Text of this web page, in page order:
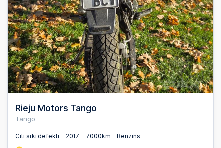
Rieju Motors Tango
Tango
Citi sīki defekti 2017 7000km
Benzīns